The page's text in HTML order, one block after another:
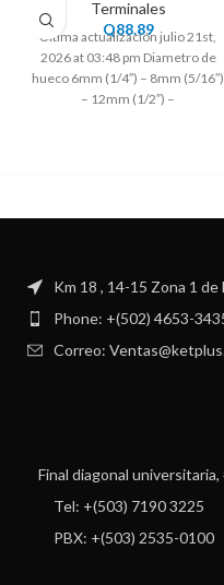
Terminales
Q88.89
Ultima actualización julio 21st,
2026 at 03:48 pm Diametro de
hueco 6mm (1/4″) – 8mm (5/16″)
– 12mm (1/2″) –
Km 18 , 14-15 Zona 1
Phone: +(502) 4653-
Correo:
Final diagonal
Tel: +(503) 7190 3225
PBX: +(503) 2535-0100